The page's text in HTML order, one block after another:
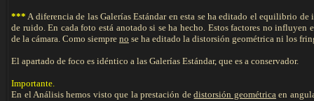
*** A diferencia de las Galerías Estándar en esta se ha editado el equilibrio
de ruido. En cada foto está anotado si se ha hecho. Estos factores no
de la cámara. Como siempre no se ha editado la distorsión geométrica ni los
El apartado de foco es idéntico a las Galerías Estándar, que es a conservador.
Importante.
En el Análisis hemos visto que la prestación dedistorsión geométrica en